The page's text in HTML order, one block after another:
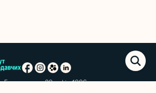
Еспланадна, 20, офіс 1006